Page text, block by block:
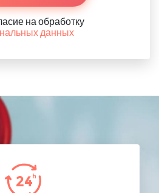
на обработку
данных